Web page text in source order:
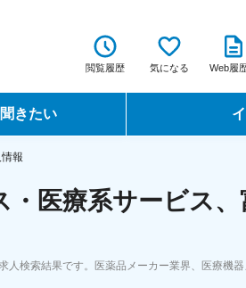
閲覧履歴 気になる Web履
きたい
転職フェア
報
医療系サービス
検索結果です。医薬品メーカー業界、医療機器